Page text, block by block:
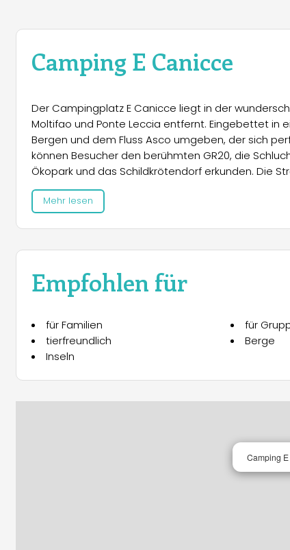
Camping E Canicce
Der Campingplatz E Canicce liegt in der
Moltifao und Ponte Leccia entfernt. Eingebettet in
Bergen und dem Fluss Asco umgeben, der sich
können Besucher den berühmten GR20, die
Ökopark und das Schildkrötendorf erkunden. Die
etwa 20 Minuten entfernt.
private Terrassen mit Gartenmöbeln und
Der Campingplatz bietet zwei Schwimmbäder,
wie einen Grillplatz und eine Terrasse für Aperitifs.
Motorradfahrer das Angebot abrunden.
Mehr lesen
Empfohlen für
für Familien für
tierfreundlich
Berge
Inseln
Camping